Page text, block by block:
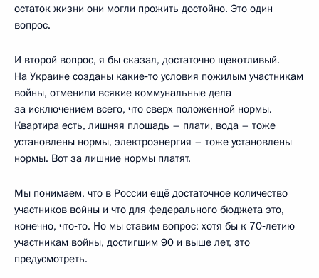
остаток жизни они могли прожить достойно. Это один
вопрос.
И второй вопрос, я бы сказал, достаточно щекотливый.
На Украине созданы какие‑то условия пожилым участникам
войны, отменили всякие коммунальные дела
за исключением всего, что сверх положенной нормы.
Квартира есть, лишняя площадь – плати, вода – тоже
установлены нормы, электроэнергия – тоже установлены
нормы. Вот за лишние нормы платят.
Мы понимаем, что в России ещё достаточное количество
участников войны и что для федерального бюджета это,
конечно, что‑то. Но мы ставим вопрос: хотя бы к 70‑летию
участникам войны, достигшим 90 и выше лет, это
предусмотреть.